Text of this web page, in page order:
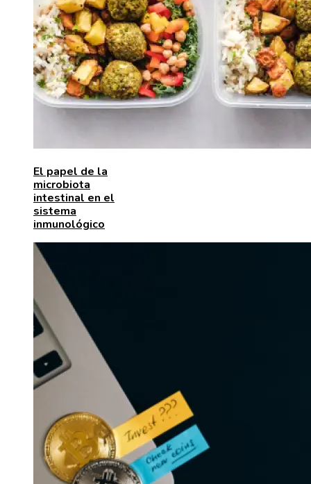
El papel de la
microbiota
intestinal en el
sistema
inmunológico